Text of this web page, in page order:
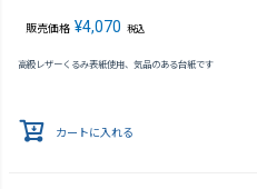
販売価格 ¥4,070 税込
高級レザーくるみ表紙使用、気品のある台紙です
カートに入れる